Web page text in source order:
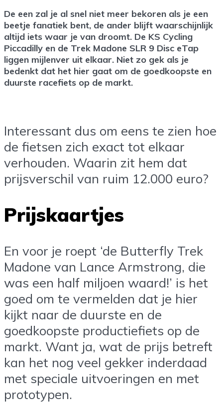
De een zal je al snel niet meer bekoren als je een
beetje fanatiek bent, de ander blijft waarschijnlijk
altijd iets waar je van droomt. De KS Cycling
Piccadilly en de Trek Madone SLR 9 Disc eTap
liggen mijlenver uit elkaar. Niet zo gek als je
bedenkt dat het hier gaat om de goedkoopste en
duurste racefiets op de markt.
Interessant dus om eens te zien hoe
de fietsen zich exact tot elkaar
verhouden. Waarin zit hem dat
prijsverschil van ruim 12.000 euro?
Prijskaartjes
En voor je roept ‘de Butterfly Trek
Madone van Lance Armstrong, die
was een half miljoen waard!’ is het
goed om te vermelden dat je hier
kijkt naar de duurste en de
goedkoopste productiefiets op de
markt. Want ja, wat de prijs betreft
kan het nog veel gekker inderdaad
met speciale uitvoeringen en met
prototypen.